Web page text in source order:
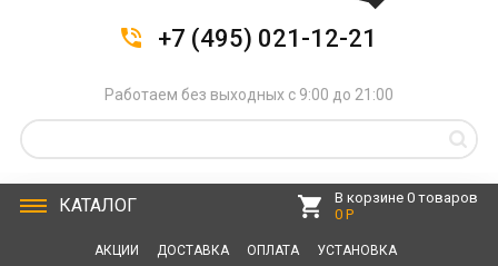
+7 (495) 021-12-21
Работаем без выходных с 9:00 до 21:00
КАТАЛОГ
В корзине 0 товаров
0 Р
АКЦИИ ДОСТАВКА ОПЛАТА УСТАНОВКА